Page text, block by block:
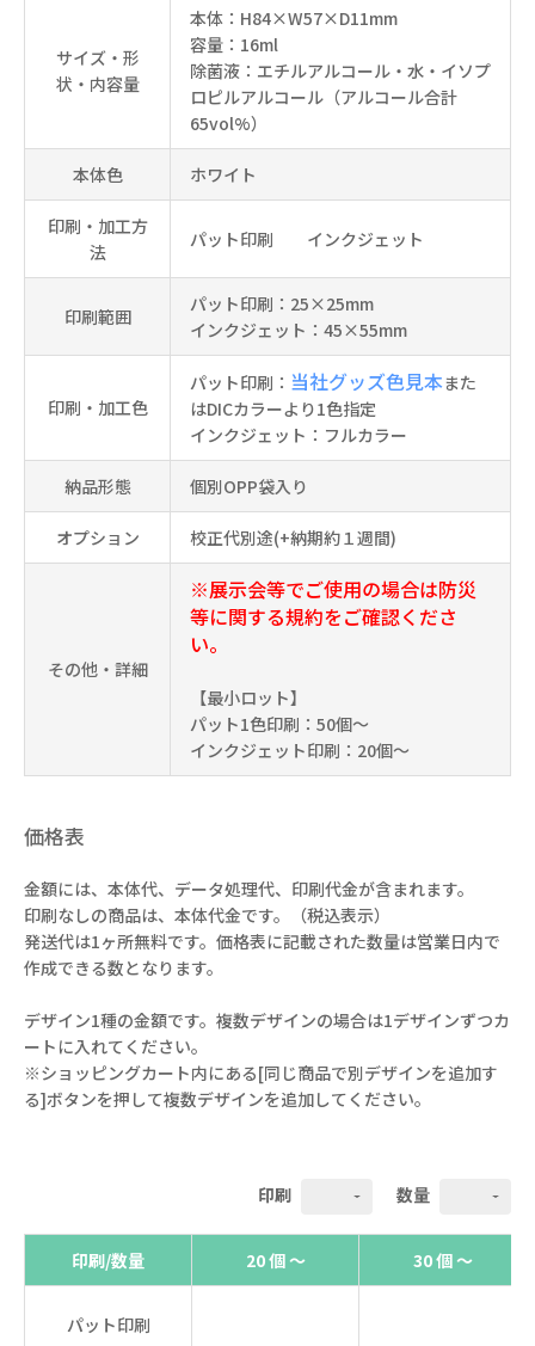
サイズ・形
状・内容量
本体：H84×W57×D11mm
容量：16ml
除菌液：エチルアルコール・水・イソプ
ロピルアルコール（アルコール合計
65vol%）
本体色 ホワイト
印刷・加工方
法
パット印刷 インクジェット
印刷範囲
パット印刷：25×25mm
インクジェット：45×55mm
印刷・加工色
パット印刷： 当社グッズ色見本また
はDICカラーより1色指定
インクジェット：フルカラー
納品形態 個別OPP袋入り
オプション 校正代別途(+納期約１週間)
その他・詳細
※展示会等でご使用の場合は防災
等に関する規約をご確認くださ
い。
【最小ロット】
パット1色印刷：50個～
インクジェット印刷：20個～
価格表
金額には、本体代、データ処理代、印刷代金が含まれます。
印刷なしの商品は、本体代金です。（税込表示）
発送代は1ヶ所無料です。価格表に記載された数量は営業日内で
作成できる数となります。
デザイン1種の金額です。複数デザインの場合は1デザインずつカ
ートに入れてください。
※ショッピングカート内にある[同じ商品で別デザインを追加す
る]ボタンを押して複数デザインを追加してください。
印刷 数量
印刷/数量 20 個 ～ 30 個 ～
パット印刷